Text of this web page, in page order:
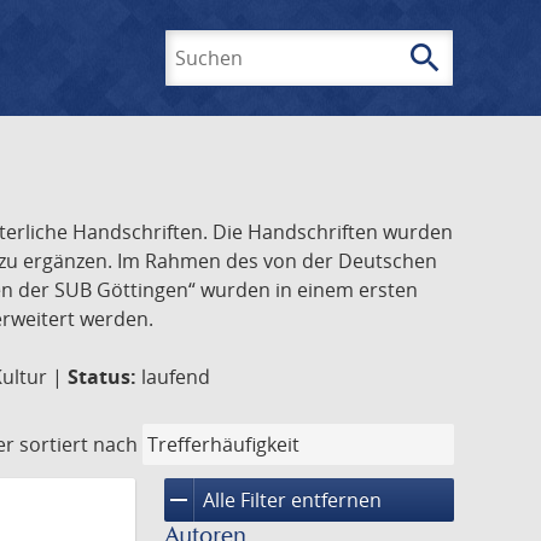
search
Handschriften. Die Handschriften wurden
ergänzen. Im Rahmen des von der Deutschen
SUB Göttingen“ wurden in einem ersten
werden.
| Status: laufend
sortiert nach
remove Alle Filter entfernen